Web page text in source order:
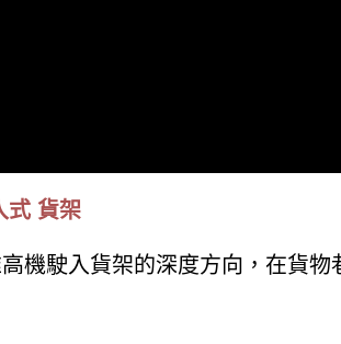
式 貨架
機駛入貨架的深度方向，在貨